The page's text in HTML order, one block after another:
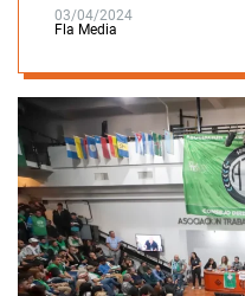
03/04/2024
Fla Media